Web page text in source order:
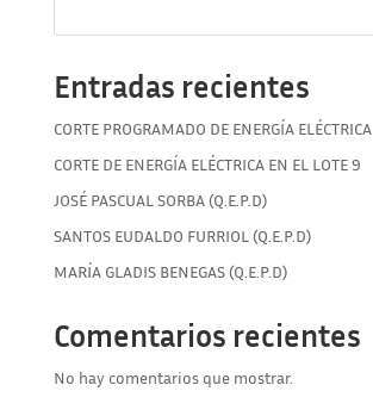
Entradas recientes
CORTE PROGRAMADO DE ENERGÍA ELÉCTRICA
CORTE DE ENERGÍA ELÉCTRICA EN EL LOTE 9
JOSÉ PASCUAL SORBA (Q.E.P.D)
SANTOS EUDALDO FURRIOL (Q.E.P.D)
MARÍA GLADIS BENEGAS (Q.E.P.D)
Comentarios recientes
No hay comentarios que mostrar.